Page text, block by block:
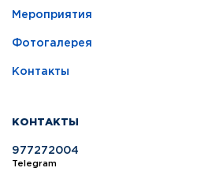
Мероприятия
Фотогалерея
Контакты
КОНТАКТЫ
977272004
Telegram